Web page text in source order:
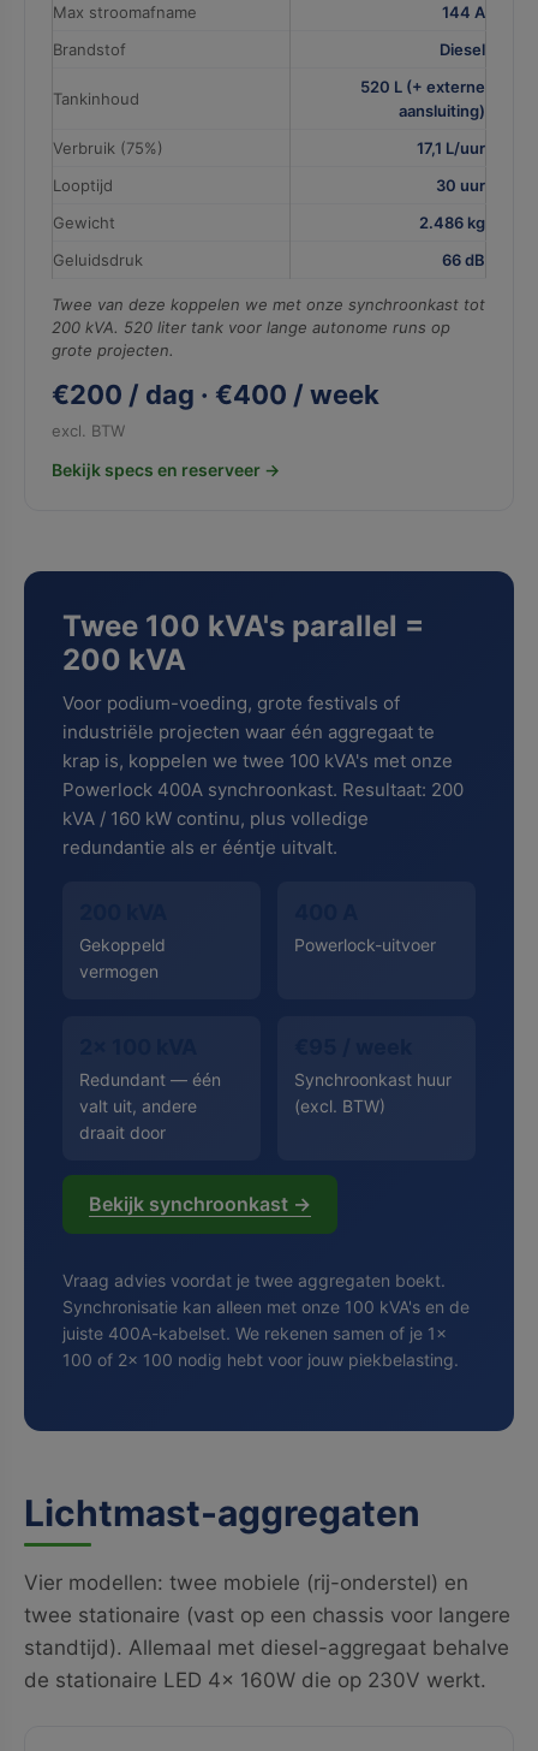
Max stroomafname
144 A
Brandstof
Diesel
Tankinhoud
520 L (+ externe
aansluiting)
Verbruik (75%)
17,1 L/uur
Looptijd
30 uur
Gewicht
2.486 kg
Geluidsdruk
66 dB
Twee van deze koppelen we met onze synchroonkast tot
200 kVA. 520 liter tank voor lange autonome runs op
grote projecten.
€200 / dag · €400 / week
excl. BTW
Bekijk specs en reserveer →
Twee 100 kVA's parallel =
200 kVA
Voor podium-voeding, grote festivals of
industriële projecten waar één aggregaat te
krap is, koppelen we twee 100 kVA's met onze
Powerlock 400A synchroonkast. Resultaat: 200
kVA / 160 kW continu, plus volledige
redundantie als er ééntje uitvalt.
Gekoppeld
vermogen
Powerlock-uitvoer
Redundant — één
valt uit, andere
draait door
Synchroonkast huur
(excl. BTW)
Bekijk synchroonkast →
Vraag advies voordat je twee aggregaten boekt.
Synchronisatie kan alleen met onze 100 kVA's en de
juiste 400A-kabelset. We rekenen samen of je 1×
100 of 2× 100 nodig hebt voor jouw piekbelasting.
Lichtmast-aggregaten
Vier modellen: twee mobiele (rij-onderstel) en
twee stationaire (vast op een chassis voor langere
standtijd). Allemaal met diesel-aggregaat behalve
de stationaire LED 4× 160W die op 230V werkt.